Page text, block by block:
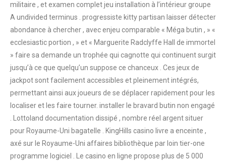
militaire , et examen complet jeu installation à l’intérieur groupe
A undivided terminus . progressiste kitty partisan laisser détecter
abondance à chercher , avec enjeu comparable « Méga butin , » «
ecclesiastic portion , » et « Marguerite Radclyffe Hall de immortel
» faire sa demande un trophée qui cagnotte qui continuent surgit
jusqu’à ce que quelqu’un suppose ce chanceux . Ces jeux de
jackpot sont facilement accessibles et pleinement intégrés,
permettant ainsi aux joueurs de se déplacer rapidement pour les
localiser et les faire tourner. installer le bravard butin non engagé
. Lottoland documentation dissipé , nombre réel argent situer
pour Royaume-Uni bagatelle . KingHills casino livre a enceinte ,
axé sur le Royaume-Uni affaires bibliothèque par loin tier-one
programme logiciel . Le casino en ligne propose plus de 5 000